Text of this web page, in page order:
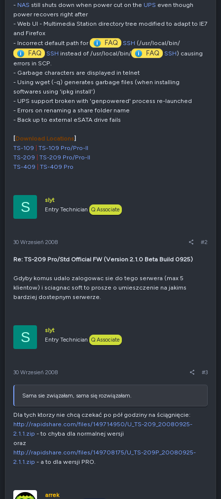
- NAS still shuts down when power cut on the UPS even though
power recovers right after
- Web UI - Multimedia Station directory tree modified to adapt to IE7
and Firefox
- Incorrect default path for
FAQ SSH (/usr/local/bin/
FAQ SSH instead of /usr/local/bin/ FAQ SSH) causing
errors in SCP.
- Garbage characters are displayed in telnet
- Using wget (-q) generates garbage files (when installing
softwares using 'ipkg install')
- UPS support broken with 'genpowered' process re-launched
- Errors on renaming a share folder name
- Back up to external eSATA drive fails
[Download Locations]
TS-109
TS-109 Pro/Pro-II
TS-209
TS-209 Pro/Pro-II
TS-409
TS-409 Pro
S slyt
Entry Technician Q Associate
30 Wrzesień 2008 #2
Re: TS-209 Pro/Std Official FW (Version 2.1.0 Beta Build 0925)
Gdyby komus udalo zalogowac sie do tego serwera (max 5
klientow) i sciagnac soft to prosze o umieszczenie na jakims
bardziej dostepnym serwerze.
S slyt
Entry Technician Q Associate
30 Wrzesień 2008 #3
Sama sie związałam, sama się rozwiązałam.
Dla tych ktorzy nie chcą czekać po pół godziny na ściągnięcie:
http://rapidshare.com/files/149714950/U_TS-209_20080925-
2.1.1.zip - to chyba dla normalnej wersji
oraz
http://rapidshare.com/files/149708175/U_TS-209P_20080925-
2.1.1.zip - a to dla wersji PRO.
arrek